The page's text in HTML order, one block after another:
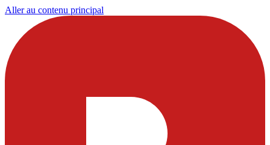
Aller au contenu principal